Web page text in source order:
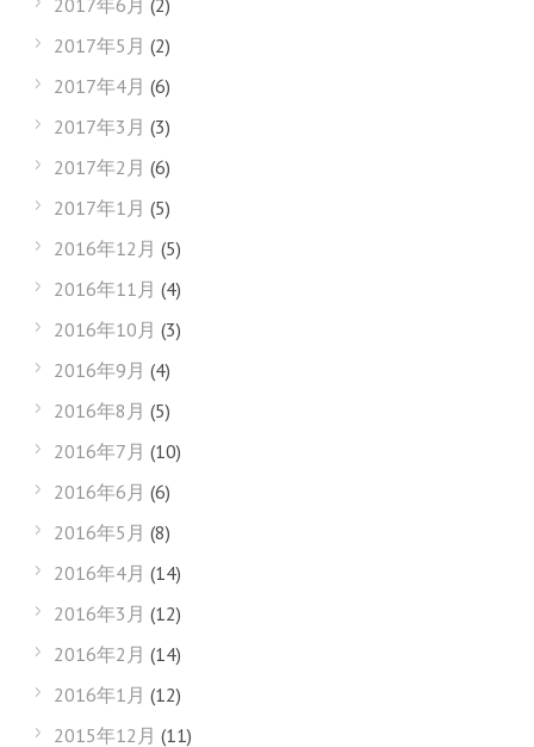
2017年6月 (2)
2017年5月 (2)
2017年4月 (6)
2017年3月 (3)
2017年2月 (6)
2017年1月 (5)
2016年12月 (5)
2016年11月 (4)
2016年10月 (3)
2016年9月 (4)
2016年8月 (5)
2016年7月 (10)
2016年6月 (6)
2016年5月 (8)
2016年4月 (14)
2016年3月 (12)
2016年2月 (14)
2016年1月 (12)
2015年12月 (11)